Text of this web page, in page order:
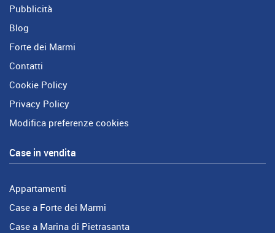
Pubblicità
Blog
Forte dei Marmi
Contatti
Cookie Policy
Privacy Policy
Modifica preferenze cookies
Case in vendita
Appartamenti
Case a Forte dei Marmi
Case a Marina di Pietrasanta